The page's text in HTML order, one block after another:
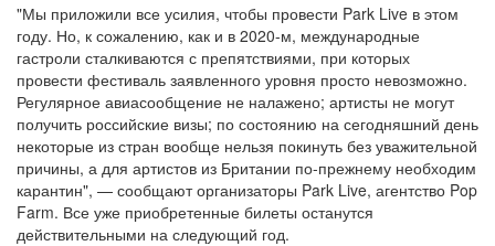
"Мы приложили все усилия, чтобы провести Park Live в этом
году. Но, к сожалению, как и в 2020-м, международные
гастроли сталкиваются с препятствиями, при которых
провести фестиваль заявленного уровня просто невозможно.
Регулярное авиасообщение не налажено; артисты не могут
получить российские визы; по состоянию на сегодняшний день
некоторые из стран вообще нельзя покинуть без уважительной
причины, а для артистов из Британии по-прежнему необходим
карантин", — сообщают организаторы Park Live, агентство Pop
Farm. Все уже приобретенные билеты останутся
действительными на следующий год.